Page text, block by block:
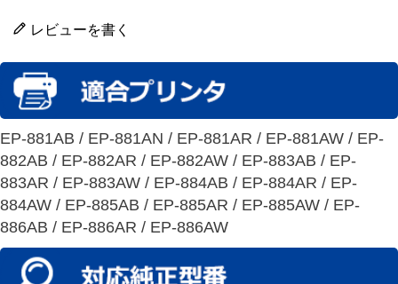
レビューを書く
EP-881AB / EP-881AN / EP-881AR / EP-881AW / EP-
882AB / EP-882AR / EP-882AW / EP-883AB / EP-
883AR / EP-883AW / EP-884AB / EP-884AR / EP-
884AW / EP-885AB / EP-885AR / EP-885AW / EP-
886AB / EP-886AR / EP-886AW